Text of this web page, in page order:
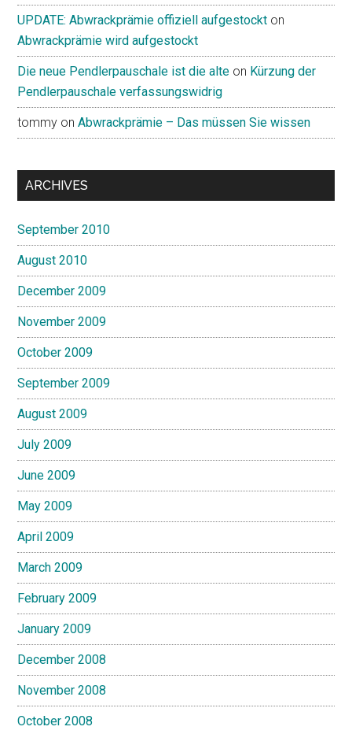
UPDATE: Abwrackprämie offiziell aufgestockt on
Abwrackprämie wird aufgestockt
Die neue Pendlerpauschale ist die alte on Kürzung der
Pendlerpauschale verfassungswidrig
tommy onAbwrackprämie – Das müssen Sie wissen
ARCHIVES
September 2010
August 2010
December 2009
November 2009
October 2009
September 2009
August 2009
July 2009
June 2009
May 2009
April 2009
March 2009
February 2009
January 2009
December 2008
November 2008
October 2008